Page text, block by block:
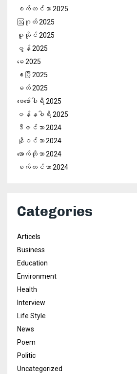
စက်တင်ဘာ 2025
ဩဂုတ် 2025
ဇူလိုင် 2025
ဇွန် 2025
မေ 2025
ဧပြီ 2025
မတ် 2025
ဖေ‌ဖော်ဝါရီ 2025
ဇန်နဝါရီ 2025
ဒီဇင်ဘာ 2024
နိုဝင်ဘာ 2024
အောက်တိုဘာ 2024
စက်တင်ဘာ 2024
Categories
Articels
Business
Education
Environment
Health
Interview
Life Style
News
Poem
Politic
Uncategorized